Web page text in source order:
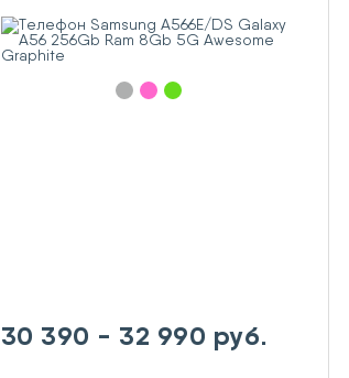
256Gb Ram 8Gb 5G
Awesome Graphite
30 390 - 32 990 руб.